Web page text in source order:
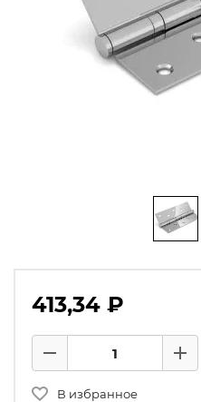
413,34 ₽
Минус
В избранное